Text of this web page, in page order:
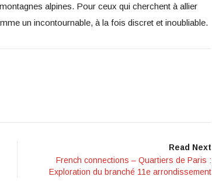
alpines. Pour ceux qui cherchent à allier
un incontournable, à la fois discret et inoubliable.
Read Next
French connections – Quartiers de Paris :
Exploration du branché 11e arrondissement